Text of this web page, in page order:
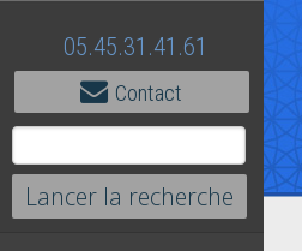
05.45.31.41.61
Contact